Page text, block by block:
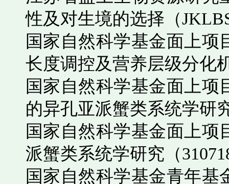
性及对生境的选择（
国家自然科学基金面上
长度调控及营养层级分化
国家自然科学基金面上
的异孔亚派蟹类系统学研
国家自然科学基金面上
派蟹类系统学研究（
国家自然科学基金青年